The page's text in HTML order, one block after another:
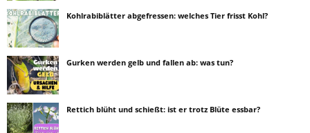
Kohlrabiblätter abgefressen: welches Tier frisst Kohl?
Gurken werden gelb und fallen ab: was tun?
Rettich blüht und schießt: ist er trotz Blüte essbar?